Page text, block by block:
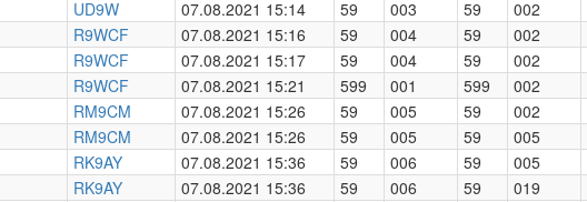
UD9W 07.08.2021 15:14 59 003 59 002
R9WCF 07.08.2021 15:16 59 004 59 002
R9WCF 07.08.2021 15:17 59 004 59 002
R9WCF 07.08.2021 15:21 599 001 599 002
RM9CM 07.08.2021 15:26 59 005 59 002
RM9CM 07.08.2021 15:26 59 005 59 005
RK9AY 07.08.2021 15:36 59 006 59 005
RK9AY 07.08.2021 15:36 59 006 59 019